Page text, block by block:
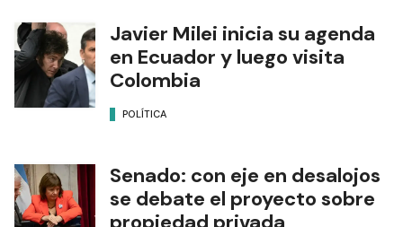
Javier Milei inicia su agenda
en Ecuador y luego visita
Colombia
POLÍTICA
Senado: con eje en desalojos
se debate el proyecto sobre